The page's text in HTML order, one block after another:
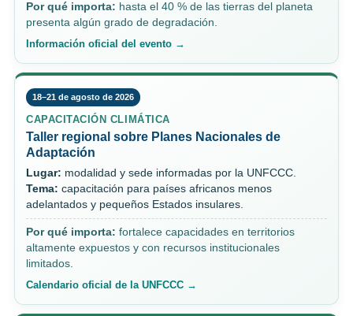
Por qué importa: hasta el 40 % de las tierras del planeta
presenta algún grado de degradación.
Información oficial del evento →
18–21 de agosto de 2026
CAPACITACIÓN CLIMÁTICA
Taller regional sobre Planes Nacionales de
Adaptación
Lugar: modalidad y sede informadas por la UNFCCC.
Tema: capacitación para países africanos menos
adelantados y pequeños Estados insulares.
Por qué importa: fortalece capacidades en territorios
altamente expuestos y con recursos institucionales
limitados.
Calendario oficial de la UNFCCC →